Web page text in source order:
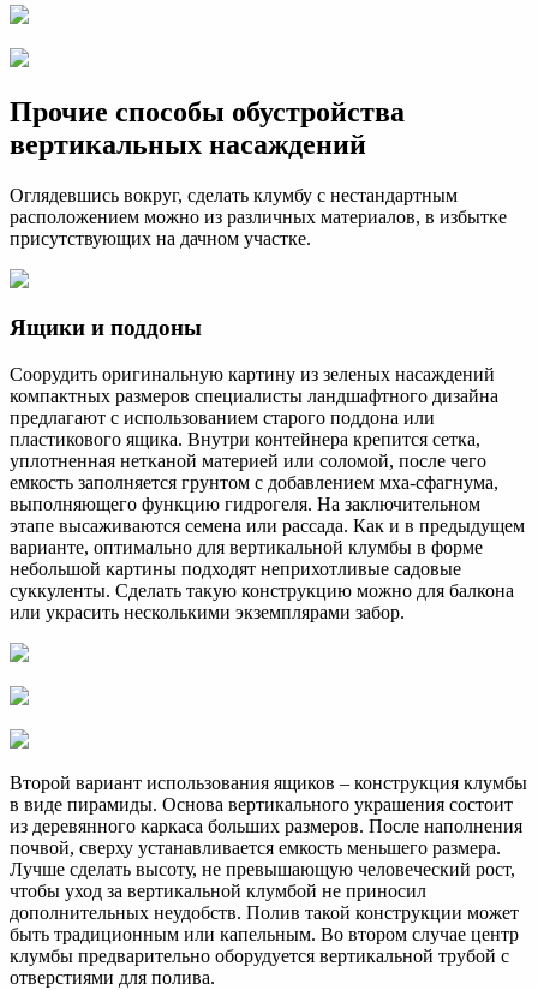
Прочие способы обустройства
вертикальных насаждений
Оглядевшись вокруг, сделать клумбу с нестандартным
расположением можно из различных материалов, в избытке
присутствующих на дачном участке.
Ящики и поддоны
Соорудить оригинальную картину из зеленых насаждений
компактных размеров специалисты ландшафтного дизайна
предлагают с использованием старого поддона или
пластикового ящика. Внутри контейнера крепится сетка,
уплотненная нетканой материей или соломой, после чего
емкость заполняется грунтом с добавлением мха-сфагнума,
выполняющего функцию гидрогеля. На заключительном
этапе высаживаются семена или рассада. Как и в предыдущем
варианте, оптимально для вертикальной клумбы в форме
небольшой картины подходят неприхотливые садовые
суккуленты. Сделать такую конструкцию можно для балкона
или украсить несколькими экземплярами забор.
Второй вариант использования ящиков – конструкция клумбы
в виде пирамиды. Основа вертикального украшения состоит
из деревянного каркаса больших размеров. После наполнения
почвой, сверху устанавливается емкость меньшего размера.
Лучше сделать высоту, не превышающую человеческий рост,
чтобы уход за вертикальной клумбой не приносил
дополнительных неудобств. Полив такой конструкции может
быть традиционным или капельным. Во втором случае центр
клумбы предварительно оборудуется вертикальной трубой с
отверстиями для полива.